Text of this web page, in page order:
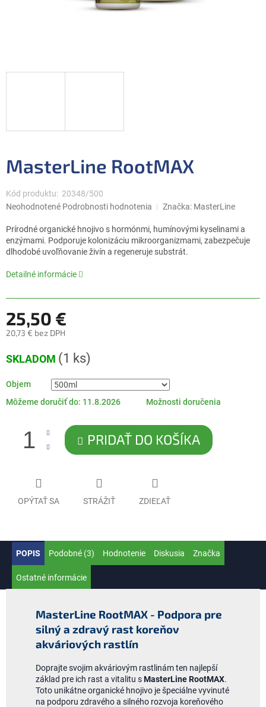
MasterLine RootMAX
Kód produktu: 20348/500
Priemerné
produktu
je
0,0
5
Neohodnotené Podrobnosti hodnotenia Značka: MasterLine
Prírodné organické hnojivo s hormónmi, humínovými kyselinami a
enzýmami. Podporuje kolonizáciu mikroorganizmami, zabezpečuje
dlhodobé uvoľňovanie živín a regeneruje substrát.
Detailné informácie
25,50 €
20,73 € bez DPH
cena:
SKLADOM (1 ks)
Objem
Môžeme doručiť do: 11.8.2026 Možnosti doručenia
PRIDAŤ DO KOŠÍKA
OPÝTAŤ SA STRÁŽIŤ ZDIEĽAŤ
POPIS Podobné (3) Hodnotenie Diskusia Značka
Ostatné informácie
MasterLine RootMAX - Podpora pre
silný a zdravý rast koreňov
akváriových rastlín
Doprajte svojim akváriovým rastlinám ten najlepší
základ pre ich rast a vitalitu sMasterLine RootMAX.
Toto unikátne organické hnojivo je špeciálne vyvinuté
na podporu zdravého a silného rozvoja koreňového